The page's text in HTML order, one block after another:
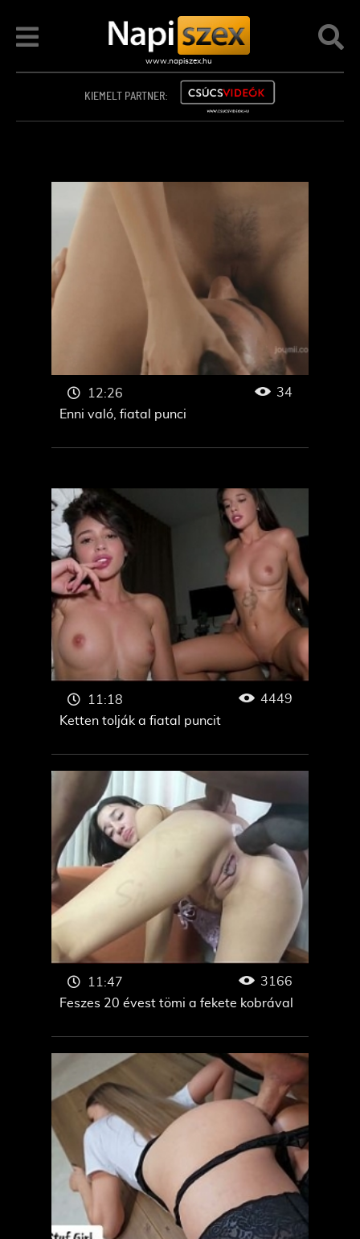
KIEMELT PARTNER:
Enni való, fiatal punci
12:26 34
Ketten tolják a fiatal puncit
11:18 4449
Feszes 20 évest tömi a fekete kobrával
11:47 3166